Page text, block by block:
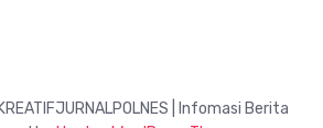
| Infomasi Berita